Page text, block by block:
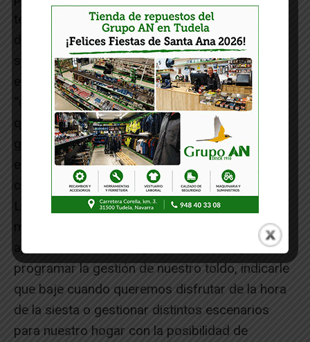
te ofrece la oportunidad de disfrutar del
desembarco de las nuevas tecnologías en el
sector con un 25% de descuento. Se trata,
explica Fran Lapuente, del sistema Connexoon,
“un sistema de gestión que a través de una app
que descargamos al móvil nos va a permitir
gestionar un toldo motorizado estemos donde
estemos, gracias al sistema IO de Somfy y la
conexión de nuestro hogar a internet”.
La conectividad nos va a permitir disfrutar con
aplicación, destaca Lapeunte, nos va a permitir
programar la gestión de nuestro toldo, indicarle
que baje cuando queremos disfrutar de la hora
de la siesta o gestionar distintos escenarios
para nuestro hogar con la posibilidad de